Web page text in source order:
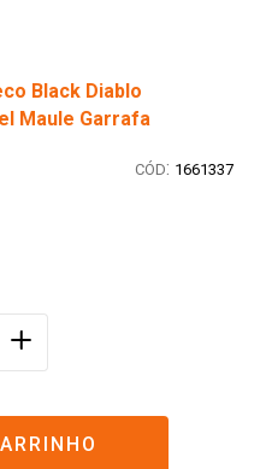
Black Diablo
Maule Garrafa
: 1661337
＋